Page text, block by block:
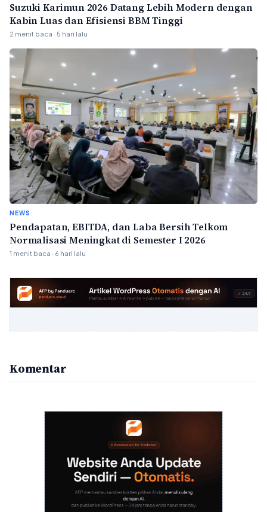
Suzuki Karimun 2026 Datang Lebih Modern dengan
Kabin Luas dan Efisiensi BBM Tinggi
2 menit baca · 5 hari lalu
NEWS
Pendapatan, EBITDA, dan Laba Bersih Telkom
Normalisasi Meningkat di Semester I 2026
1 menit baca · 6 hari lalu
Komentar